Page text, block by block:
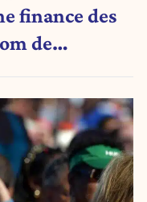
finance des
de